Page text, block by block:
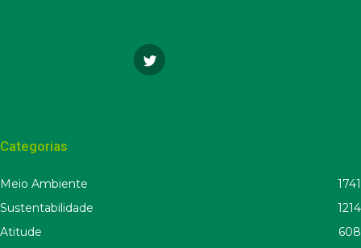
Categorias
Meio Ambiente
1741
Sustentabilidade
1214
Atitude
608